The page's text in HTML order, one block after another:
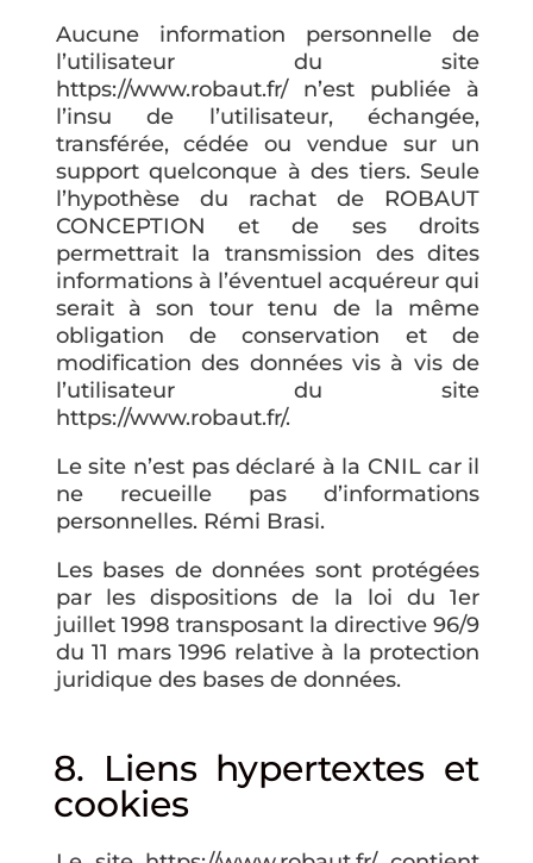
Aucune information personnelle de
l’utilisateur du site
https://www.robaut.fr/ n’est publiée à
l’insu de l’utilisateur, échangée,
transférée, cédée ou vendue sur un
support quelconque à des tiers. Seule
l’hypothèse du rachat de ROBAUT
CONCEPTION et de ses droits
permettrait la transmission des dites
informations à l’éventuel acquéreur qui
serait à son tour tenu de la même
obligation de conservation et de
modification des données vis à vis de
l’utilisateur du site
https://www.robaut.fr/.
Le site n’est pas déclaré à la CNIL car il
ne recueille pas d’informations
personnelles. Rémi Brasi.
Les bases de données sont protégées
par les dispositions de la loi du 1er
juillet 1998 transposant la directive 96/9
du 11 mars 1996 relative à la protection
juridique des bases de données.
8. Liens hypertextes et
cookies